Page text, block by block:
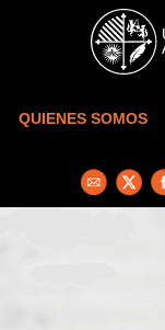
Skip to main content
QUIENES SOMOS